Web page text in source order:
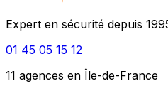
Expert en sécurité depuis
01 45 05 15 12
11 agences en Île-de-France